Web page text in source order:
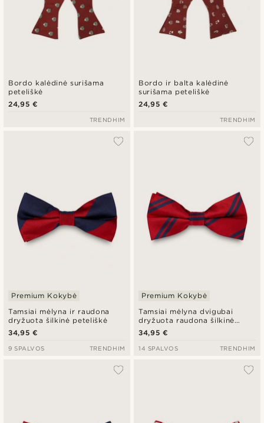
Bordo kalėdinė surišama
peteliškė
24,95 €
TRENDHIM
Bordo ir balta kalėdinė
surišama peteliškė
24,95 €
TRENDHIM
Tamsiai mėlyna ir raudona
dryžuota šilkinė peteliškė
Premium Kokybė
34,95 €
9 SPALVOS TRENDHIM
Tamsiai mėlyna dvigubai
dryžuota raudona šilkinė
peteliškė
Premium Kokybė
34,95 €
14 SPALVOS TRENDHIM